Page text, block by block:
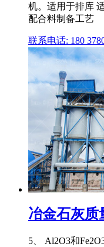
机。适用于排库
配合料制备工艺
联系电话: 180
冶金石灰质
5、 Al2O3和